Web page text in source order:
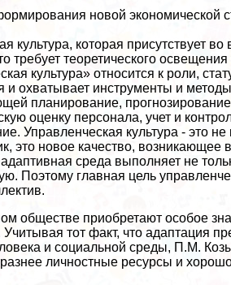
новой экономической
культура, которая присутствует
требует теоретического
культура» относится к роли,
и охватывает инструменты и
планирование,
оценку персонала, учет и
Управленческая культура - это
это новое качество, возникающее
адаптивная среда выполняет не
Поэтому главная цель
обществе приобретают особое
тот факт, что адаптация
и социальной среды, П.М.
личностные ресурсы и